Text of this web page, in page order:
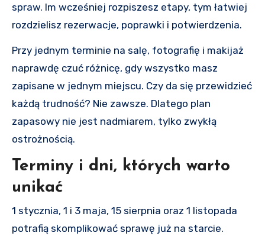
spraw. Im wcześniej rozpiszesz etapy, tym łatwiej
rozdzielisz rezerwacje, poprawki i potwierdzenia.
Przy jednym terminie na salę, fotografię i makijaż
naprawdę czuć różnicę, gdy wszystko masz
zapisane w jednym miejscu. Czy da się przewidzieć
każdą trudność? Nie zawsze. Dlatego plan
zapasowy nie jest nadmiarem, tylko zwykłą
ostrożnością.
Terminy i dni, których warto
unikać
1 stycznia, 1 i 3 maja, 15 sierpnia oraz 1 listopada
potrafią skomplikować sprawę już na starcie.